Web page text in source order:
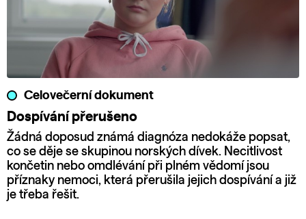
Celovečerní dokument
Dospívání přerušeno
Žádná doposud známá diagnóza nedokáže popsat,
co se děje se skupinou norských dívek. Necitlivost
končetin nebo omdlévání při plném vědomí jsou
příznaky nemoci, která přerušila jejich dospívání a již
je třeba řešit.